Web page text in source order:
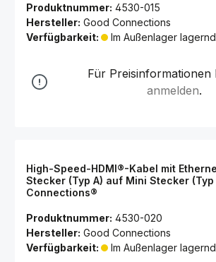
Produktnummer: 4530-015
Hersteller: Good Connections
Verfügbarkeit:
Im Außenlager lagernd
Für Preisinformationen
anmelden.
High-Speed-HDMI®-Kabel mit
Stecker (Typ A) auf Mini Stecker (Typ
Connections®
Produktnummer: 4530-020
Hersteller: Good Connections
Verfügbarkeit:
Im Außenlager lagernd